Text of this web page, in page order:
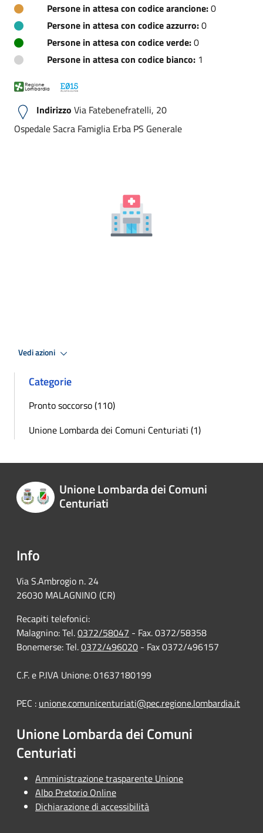
Persone in attesa con codice arancione:0
Persone in attesa con codice azzurro:0
Persone in attesa con codice verde:0
Persone in attesa con codice bianco: 1
Indirizzo Via Fatebenefratelli, 20
Ospedale Sacra Famiglia Erba PS Generale
Vedi azioni
Categorie
Pronto soccorso (110)
Unione Lombarda dei Comuni Centuriati (1)
Unione Lombarda dei Comuni
Centuriati
Info
Via S.Ambrogio n. 24
26030 MALAGNINO (CR)
Recapiti telefonici:
Malagnino: Tel.0372/58047 - Fax. 0372/58358
Bonemerse: Tel.0372/496020 - Fax 0372/496157
C.F. e P.IVA Unione: 01637180199
PEC : unione.comunicenturiati@pec.regione.lombardia.it
Unione Lombarda dei Comuni
Centuriati
Amministrazione trasparente Unione
Albo Pretorio Online
Dichiarazione di accessibilità